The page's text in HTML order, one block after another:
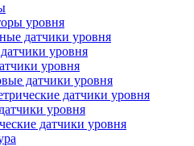
уровня
датчики уровня
уровня
уровня
датчики уровня
датчики уровня
уровня
датчики уровня